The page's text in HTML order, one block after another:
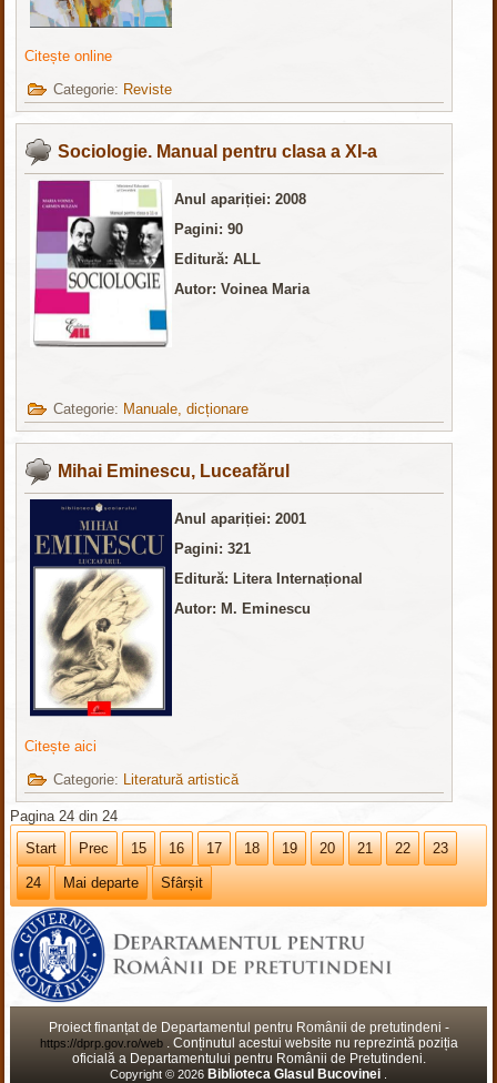
Citește online
Categorie: Reviste
Sociologie. Manual pentru clasa a XI-a
Anul apariției: 2008
Pagini: 90
Editură: ALL
Autor: Voinea Maria
Categorie: Manuale, dicționare
Mihai Eminescu, Luceafărul
Anul apariției: 2001
Pagini: 321
Editură: Litera Internațional
Autor: M. Eminescu
Citește aici
Categorie:
Literatură artistică
Pagina 24 din 24
Start
Prec 15 16 17 18 19 20 21 22 23
24 Mai departe Sfârșit
Proiect finanțat de Departamentul pentru Românii de pretutindeni -
https://dprp.gov.ro/web
. Conținutul acestui website nu reprezintă poziția
oficială a Departamentului pentru Românii de Pretutindeni.
Copyright © 2026 Biblioteca Glasul Bucovinei